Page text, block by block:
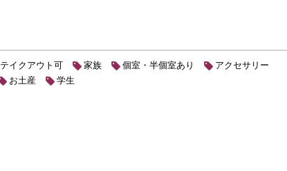
テイクアウト可 家族 個室・半個室あり
アクセサリー
お土産 学生